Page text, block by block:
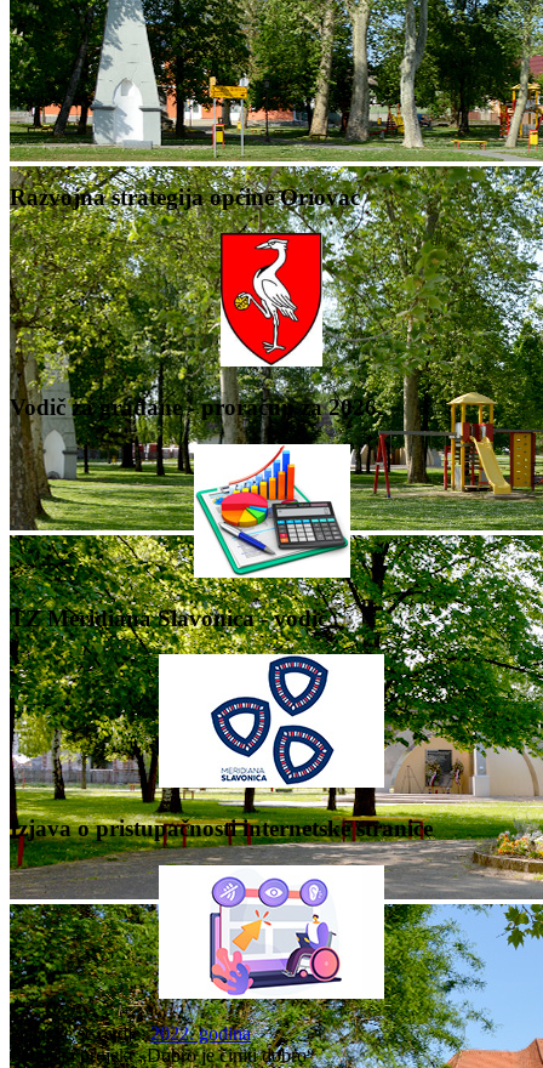
Razvojna strategija općine Oriovac
Vodič za građane - proračun za 2026.
TZ Meridiana Slavonica - vodič
Izjava o pristupačnosti internetske stranice
Nalazite se ovdje:2022. godina
Potpisan projekt „Dobro je činiti dobro“